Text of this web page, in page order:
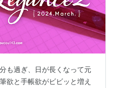
も過ぎ、日が長くなって元
欲と手帳欲がビビッと増え